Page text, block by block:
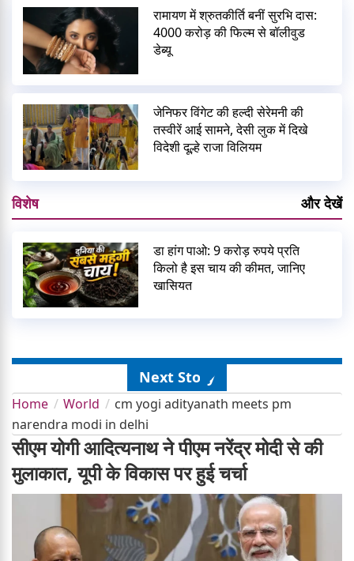
रामायण में श्रुतकीर्ति बनीं सुरभि दास:
4000 करोड़ की फिल्म से बॉलीवुड
डेब्यू
जेनिफर विंगेट की हल्दी सेरेमनी की
तस्वीरें आई सामने, देसी लुक में दिखे
विदेशी दूल्हे राजा विलियम
विशेष और देखें
डा हांग पाओ: 9 करोड़ रुपये प्रति
किलो है इस चाय की कीमत, जानिए
खासियत
Next Story
Home World
cm yogi adityanath meets pm
narendra modi in delhi
सीएम योगी आदित्यनाथ ने पीएम नरेंद्र मोदी से की
मुलाकात, यूपी के विकास पर हुई चर्चा